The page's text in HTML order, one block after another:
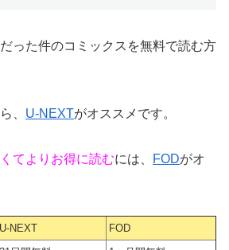
った件のコミックスを無料で読む方
、 U-NEXTがオススメです。
てよりお得に読むには、 FODがオ
U-NEXT
FOD